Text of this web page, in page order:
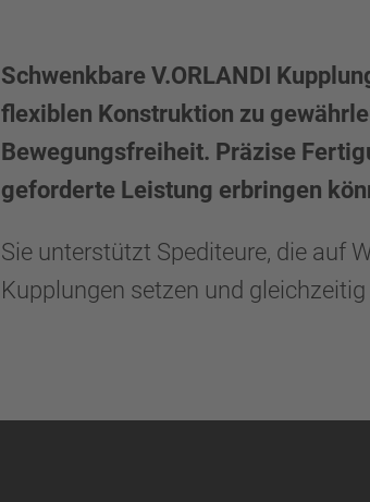
Schwenkbare V.ORLANDI
flexiblen Konstruktion zu
Bewegungsfreiheit. Präzise
geforderte Leistung erbringen
Sie unterstützt Spediteure, die auf
Kupplungen setzen und